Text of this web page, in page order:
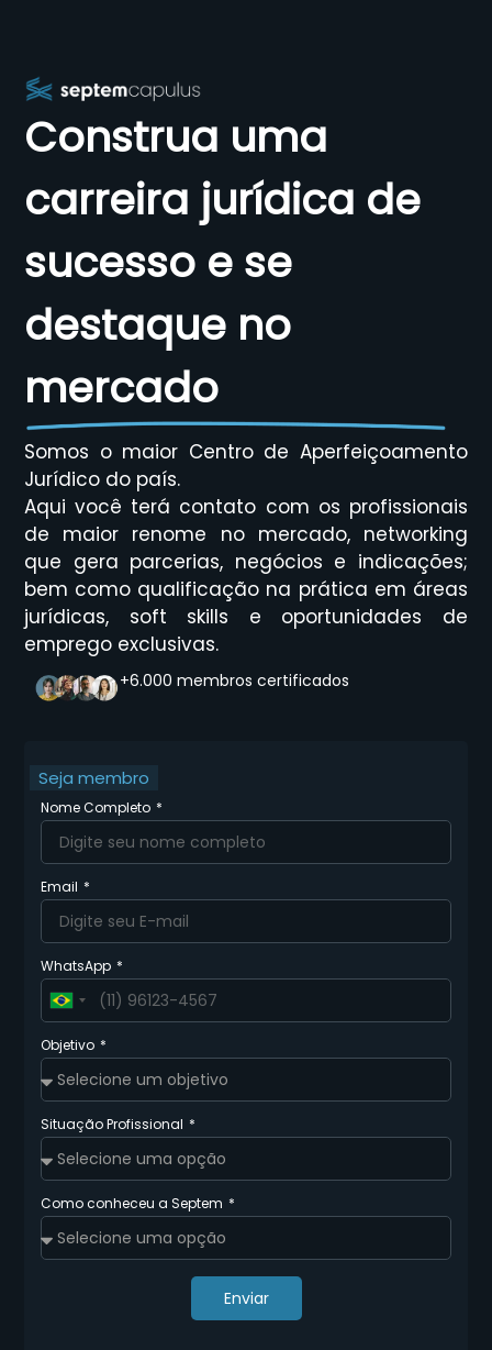
Construa uma
carreira jurídica de
sucesso e se
destaque no
mercado
Somos o maior Centro de Aperfeiçoamento
Jurídico do país.
Aqui você terá contato com os profissionais
de maior renome no mercado, networking
que gera parcerias, negócios e indicações;
bem como qualificação na prática em áreas
jurídicas, soft skills e oportunidades de
emprego exclusivas.
+6.000 membros certificados
Seja membro
Nome Completo
Email
WhatsApp
Brazil
Objetivo
Situação Profissional
Como conheceu a Septem
Enviar